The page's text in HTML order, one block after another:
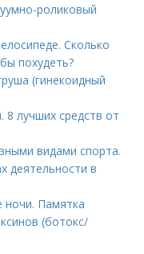
роликовый
Сколько
похудеть?
(гинекоидный
лучших средств от
видами спорта.
деятельности в
ночи. Памятка
(ботокс/